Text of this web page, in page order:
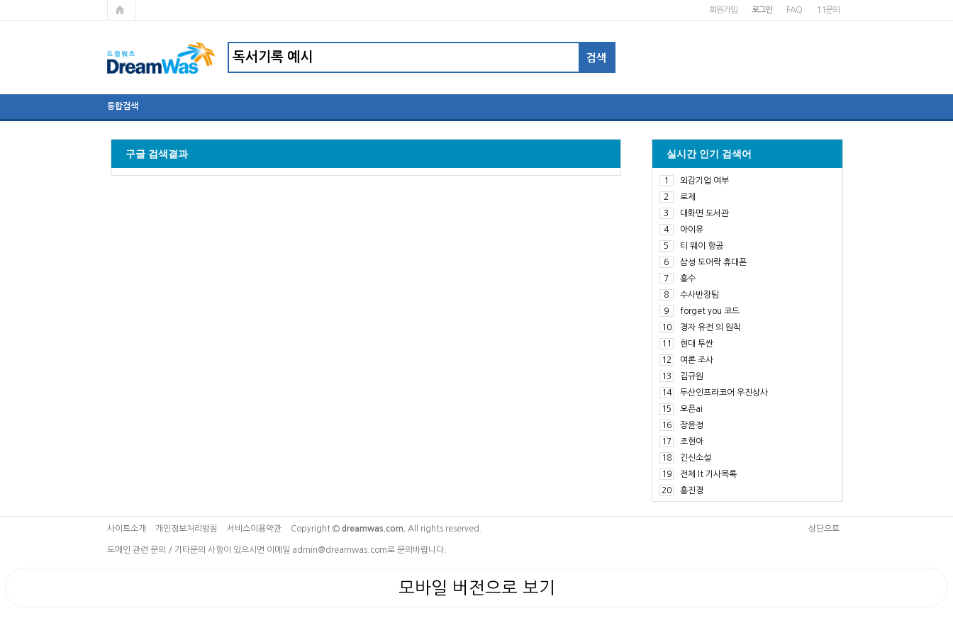
회원가입 로그인 FAQ 1:1문의
통합검색
실시간 인기 검색어
1
외감기업 여부
2
로제
3
대화면 도서관
4
아이유
5
티 웨이 항공
6
삼성 도어락 휴대폰
7
홍수
8
수사반장팀
9
forget you 코드
10
경자 유전 의 원칙
11
현대 투싼
12
여론 조사
13
김규원
14
두산인프라코어 우진상사
15
오픈ai
16
장윤정
17
조현아
18
긴신소설
19
전체 lt 기사목록
20
홍진경
구글 검색결과
사이트소개 개인정보처리방침 서비스이용약관 Copyright © dreamwas.com. All rights reserved. 상단으로
도메인 관련 문의 / 기타문의 사항이 있으시면 이메일 admin@dreamwas.com로 문의바랍니다.
모바일 버전으로 보기